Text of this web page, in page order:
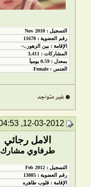
الامل رجائي
طرفاوي مشارك